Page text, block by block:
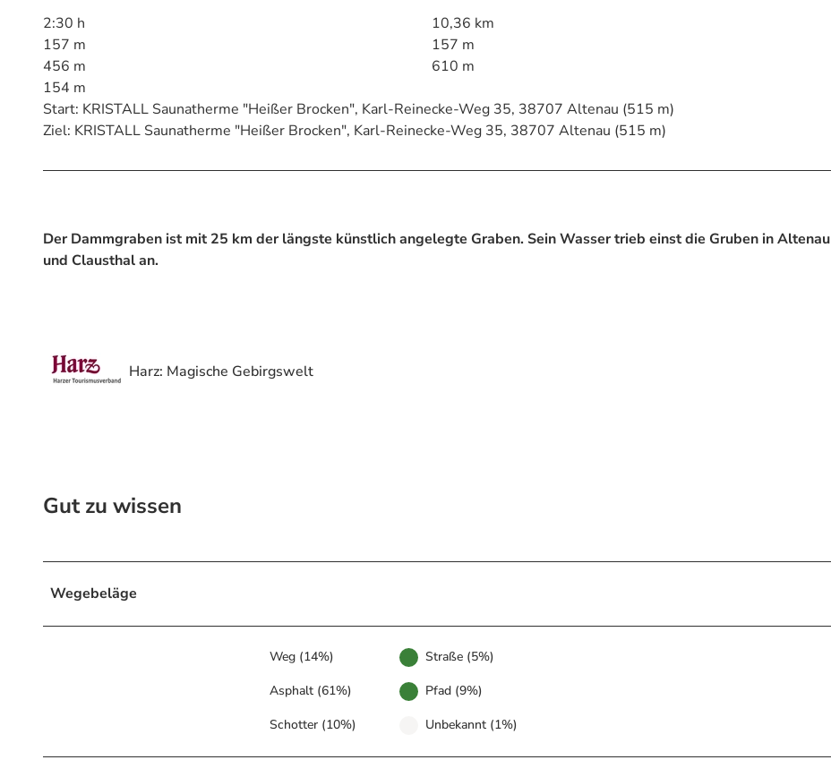
2:30 h
10,36 km
157 m
157 m
456 m
610 m
154 m
Start: KRISTALL Saunatherme "Heißer Brocken", Karl-Reinecke-Weg 35, 38707 Altenau (515 m)
Ziel: KRISTALL Saunatherme "Heißer Brocken", Karl-Reinecke-Weg 35, 38707 Altenau (515 m)
Der Dammgraben ist mit 25 km der längste künstlich angelegte Graben. Sein Wasser trieb einst die Gruben in Altenau
und Clausthal an.
Harz: Magische Gebirgswelt
Gut zu wissen
Wegebeläge
Weg (14%) Straße (5%)
Asphalt (61%) Pfad (9%)
Schotter (10%) Unbekannt (1%)